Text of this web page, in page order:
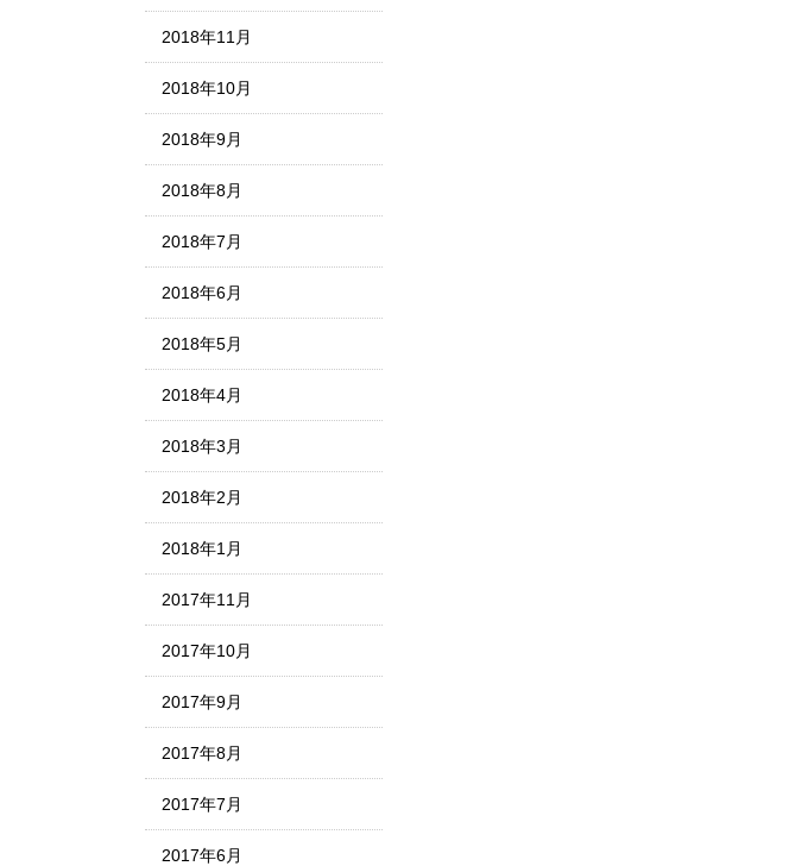
2018年11月
2018年10月
2018年9月
2018年8月
2018年7月
2018年6月
2018年5月
2018年4月
2018年3月
2018年2月
2018年1月
2017年11月
2017年10月
2017年9月
2017年8月
2017年7月
2017年6月